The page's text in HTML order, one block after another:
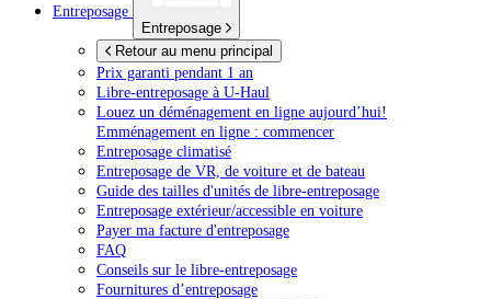
Entreposage
Entreposage
Retour au menu principal
Prix garanti pendant 1 an
Libre-entreposage à U-Haul
Louez un déménagement en ligne aujourd’hui!
Emménagement en ligne : commencer
Entreposage climatisé
Entreposage de VR, de voiture et de bateau
Guide des tailles d'unités de libre-entreposage
Entreposage extérieur/accessible en voiture
Payer ma facture d'entreposage
FAQ
Conseils sur le libre-entreposage
Fournitures d’entreposage